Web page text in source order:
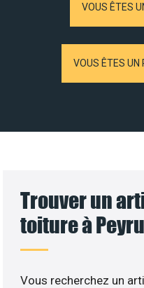
VOUS ÊTES
VOUS ÊTES UN
Trouver un
toiture à
Vous recherchez un